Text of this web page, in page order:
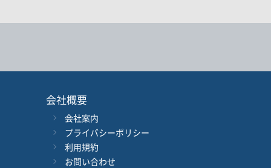
月 ～
Google 立ち読み
会社概要
会社案内
プライバシーポリシー
利用規約
お問い合わせ